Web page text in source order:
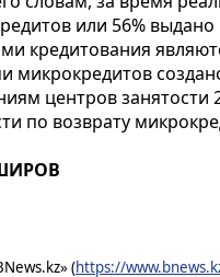
или 56%
кредитования
микрокредитов
центров занятости
по возврату
(https://